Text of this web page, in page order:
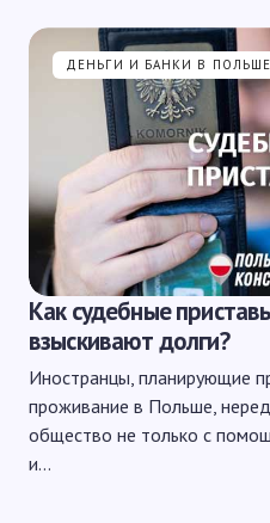
ДЕНЬГИ И БАНКИ В ПОЛЬШЕ
Как судебные
взыскивают долги?
Иностранцы, планирующие
проживание в Польше,
общество не только с
и…